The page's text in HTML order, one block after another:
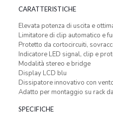
CARATTERISTICHE
Elevata potenza di uscita e
Limitatore di clip automatico e
Protetto da cortocircuiti,
Indicatore LED signal, clip e
Modalità stereo e bridge
Display LCD blu
Dissipatore innovativo con
Adatto per montaggio su rack
SPECIFICHE